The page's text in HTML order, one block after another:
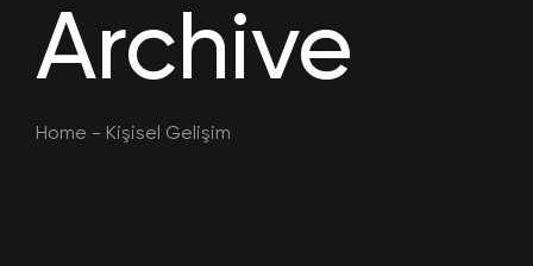
Archive
Home - Kişisel Gelişim